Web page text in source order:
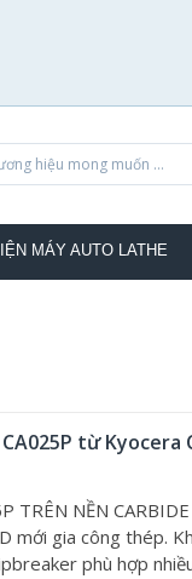
MÁY AUTO LATHE
từ
TRÊN NỀN
mới gia công thép.
phù hợp